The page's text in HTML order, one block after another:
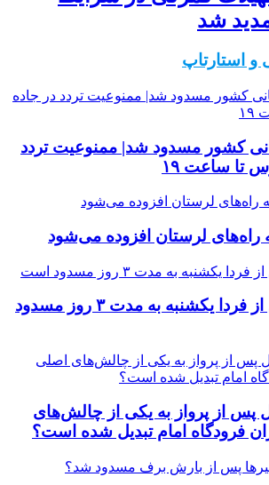
شد
و استارتاپ
کشور مسدود شد| ممنوعیت تردد
تا ساعت ۱۹
جاده چالوس از فردا یکشنبه به مدت ۳ روز مسدود
پس از پرواز به یکی از چالش‌های
فرودگاه امام تبدیل شده است؟